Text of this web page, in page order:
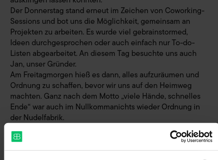
Der Donnerstag stand erneut im Zeichen von Coworking-
Sessions und bot uns die Möglichkeit, gemeinsam an
Projekten zu arbeiten. Es wurde viel gebrainstormed,
Ideen durchgesprochen oder auch einfach nur To-do-
Listen abgearbeitet. An diesem Tag besuchte uns auch
Jan, unser Gründer.
Am Freitagmorgen hieß es dann, alles aufzuräumen und
Ordnung zu schaffen, bevor wir uns auf den Heimweg
machten. Ganz nach dem Motto „viele Hände, schnelles
Ende“ war auch im Nullkommanichts wieder Ordnung in
der Nudelfabrik.
Unser Fazit: